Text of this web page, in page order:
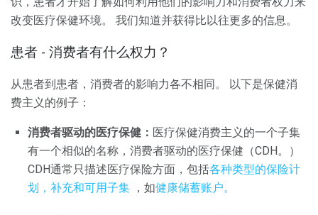
改变医疗保健环境。 我们知道并获得比以往更多的信息。
患者 - 消费者有什么权力？
从患者到患者，消费者的影响力各不相同。 以下是保健消
费主义的例子：
消费者驱动的医疗保健： 医疗保健消费主义的一个子集
有一个相似的名称，消费者驱动的医疗保健（CDH。）
CDH通常只描述医疗保险方面，包括各种类型的保险计
划，补充和可用子集 ，如健康储蓄账户。